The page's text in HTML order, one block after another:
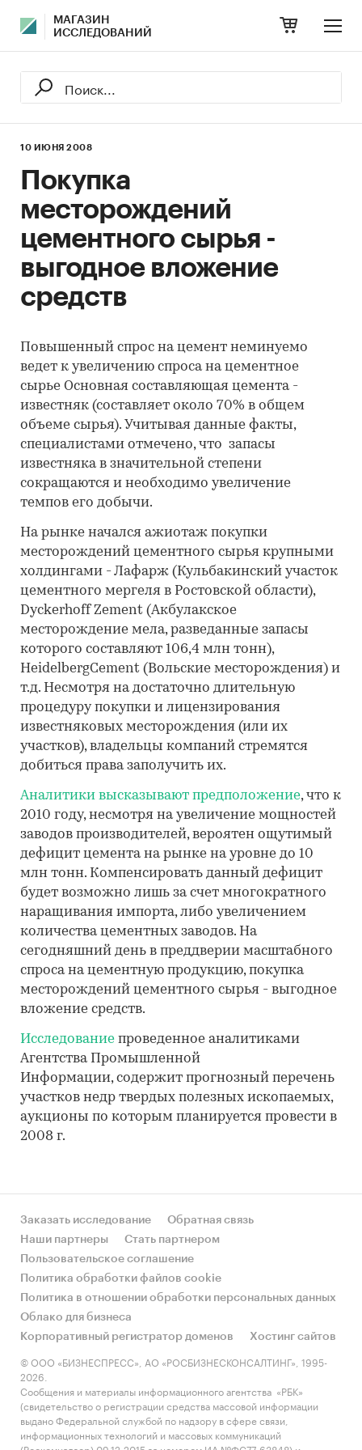
МАГАЗИН
ИССЛЕДОВАНИЙ
10 ИЮНЯ 2008
Покупка
месторождений
цементного сырья -
выгодное вложение
средств
Повышенный спрос на цемент неминуемо
ведет к увеличению спроса на цементное
сырье Основная составляющая цемента -
известняк (составляет около 70% в общем
объеме сырья). Учитывая данные факты,
специалистами отмечено, что запасы
известняка в значительной степени
сокращаются и необходимо увеличение
темпов его добычи.
На рынке начался ажиотаж покупки
месторождений цементного сырья крупными
холдингами - Лафарж (Кульбакинский участок
цементного мергеля в Ростовской области),
Dyckerhoff Zement (Акбулакское
месторождение мела, разведанные запасы
которого составляют 106,4 млн тонн),
HeidelbergCement (Вольские месторождения) и
т.д. Несмотря на достаточно длительную
процедуру покупки и лицензирования
известняковых месторождения (или их
участков), владельцы компаний стремятся
добиться права заполучить их.
Аналитики высказывают предположение, что к
2010 году, несмотря на увеличение мощностей
заводов производителей, вероятен ощутимый
дефицит цемента на рынке на уровне до 10
млн тонн. Компенсировать данный дефицит
будет возможно лишь за счет многократного
наращивания импорта, либо увеличением
количества цементных заводов. На
сегодняшний день в преддверии масштабного
спроса на цементную продукцию, покупка
месторождений цементного сырья - выгодное
вложение средств.
Исследование проведенное аналитиками
Агентства Промышленной
Информации, содержит прогнозный перечень
участков недр твердых полезных ископаемых,
аукционы по которым планируется провести в
2008 г.
Заказать исследование
Обратная связь
Наши партнеры
Стать партнером
Пользовательское соглашение
Политика обработки файлов cookie
Политика в отношении обработки персональных данных
Облако для бизнеса
Корпоративный регистратор доменов
Хостинг сайтов
© ООО «БИЗНЕСПРЕСС», АО «РОСБИЗНЕСКОНСАЛТИНГ», 1995-
2026.
Сообщения и материалы информационного агентства «РБК»
(свидетельство о регистрации средства массовой информации
выдано Федеральной службой по надзору в сфере связи,
информационных технологий и массовых коммуникаций